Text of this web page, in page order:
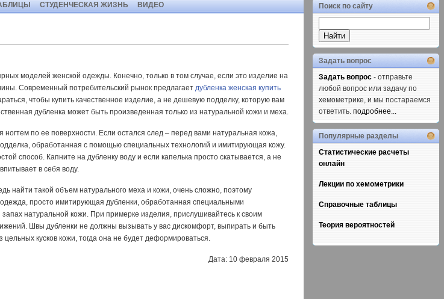
СТУДЕНЧЕСКАЯ ЖИЗНЬ ВИДЕО
моделей женской одежды. Конечно, только в том случае, если это изделие на
Современный потребительский рынок предлагает дубленка женская купить
чтобы купить качественное изделие, а не дешевую подделку, которую вам
дубленка может быть произведенная только из натуральной кожи и меха.
по ее поверхности. Если остался след – перед вами натуральная кожа,
обработанная с помощью специальных технологий и имитирующая кожу.
способ. Капните на дубленку воду и если капелька просто скатывается, а не
в себя воду.
найти такой объем натурального меха и кожи, очень сложно, поэтому
просто имитирующая дубленки, обработанная специальными
натуральной кожи. При примерке изделия, прислушивайтесь к своим
Швы дубленки не должны вызывать у вас дискомфорт, выпирать и быть
кусков кожи, тогда она не будет деформироваться.
Дата: 10 февраля 2015
Поиск по сайту
Задать вопрос
Задать вопрос - отправьте
любой вопрос или задачу по
хемометрике, и мы постараемся
ответить. подробнее...
Популярные разделы
Статистические расчеты
онлайн
Лекции по хемометрики
Справочные таблицы
Теория вероятностей